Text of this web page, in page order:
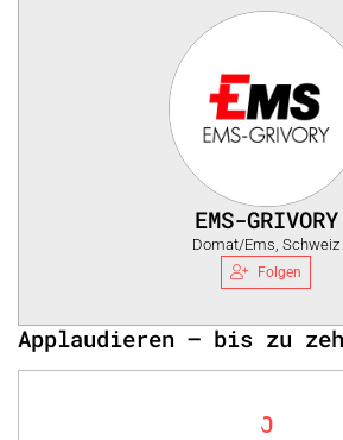
EMS-GRIVORY
Domat/Ems, Schweiz
Folgen
Applaudieren – bis zu
0